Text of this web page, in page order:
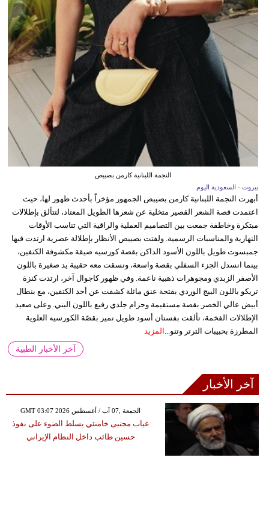
النجمة اللبنانية كارمن بصيبص
بيروت - السعودية اليوم
أبهرت النجمة اللبنانية كارمن بصيبص الجمهور مؤخراً بأحدث ظهور لها، حيث
اعتمدت قصة الشعر القصير متخلية عن شعرها الطويل المعتاد، لتتألق بإطلالات
مبتكرة وخاطفة جمعت بين التصاميم العملية والراقية التي تناسب الأوقات
النهارية والمناسبات الرسمية. ولفتت بصيبص الأنظار بإطلالة عصرية ارتدت فيها
جمبسوت طويل باللون الأسود الداكن بقصة كورسيه ضيقة مكشوفة الكتفين،
بينما انسدل الجزء السفلي بقصة واسعة، ونسقت معه حقيبة يد صغيرة باللون
الأصفر الزبدي ومجوهرات ذهبية ناعمة. وفي ظهور كاجوال آخر، ارتدت كنزة
تريكو باللون البيج الوردي بفتحة عنق مائلة كشفت عن أحد الكتفين، مع بنطال
أبيض عالي الخصر بقصة مستقيمة وحزام جلدي رفيع باللون البني. وعلى صعيد
الإطلالات الفخمة، تألقت بفستان أسود طويل تميز بقصّة الكورسيه العلوية
المطرزة بحبيبات الترتر وتنو...
المزيد
آخر الأخبار الطبية
آخر الأخبار
GMT 03:07 2026 الجمعة ,07 آب / أغسطس
غياب مجتبى خامنئي يسلط الضوء على نفوذ
حسين طائب داخل النظام الإيراني